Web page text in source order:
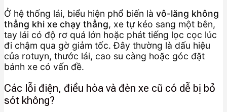
Ở hệ thống lái, biểu hiện phổ biến là vô-lăng không
thẳng khi xe chạy thẳng, xe tự kéo sang một bên,
tay lái có độ rơ quá lớn hoặc phát tiếng lọc cọc lúc
đi chậm qua gờ giảm tốc. Đây thường là dấu hiệu
của rotuyn, thước lái, cao su càng hoặc góc đặt
bánh xe có vấn đề.
Các lỗi điện, điều hòa và đèn xe cũ có dễ bị bỏ
sót không?